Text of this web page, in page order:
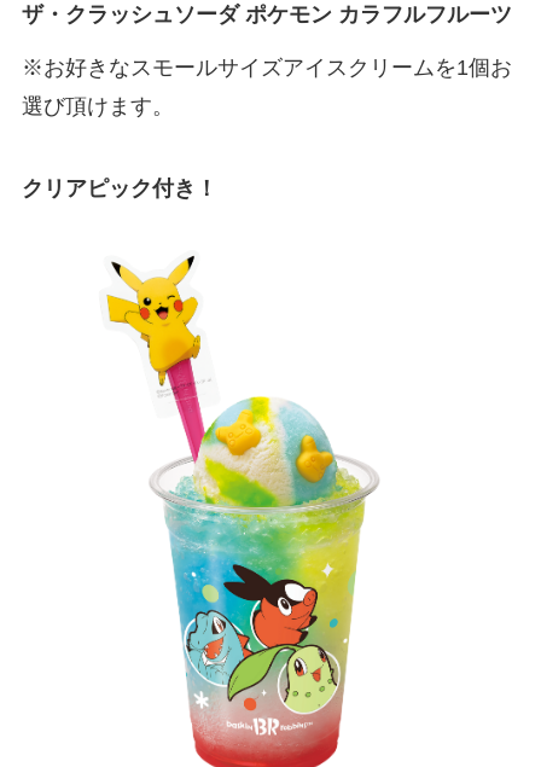
ザ・クラッシュソーダ ポケモン カラフルフルーツ
※お好きなスモールサイズアイスクリームを1個お
選び頂けます。
クリアピック付き！